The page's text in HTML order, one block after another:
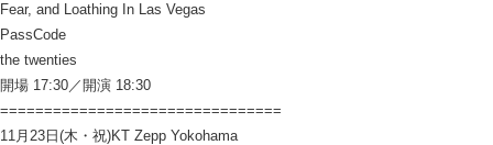
Fear, and Loathing In Las Vegas
PassCode
the twenties
開場 17:30／開演 18:30
================================
11月23日(木・祝)KT Zepp Yokohama